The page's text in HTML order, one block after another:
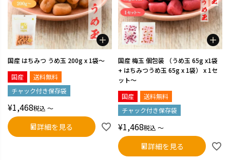
国産 はちみつ うめ玉 200g x 1袋～
国産
送料無料
チャック付き保存袋
¥1,468税込 〜
詳細を見る
国産 梅玉 個包装 （うめ玉 65g x1袋
+ はちみつうめ玉 65g x 1袋） x 1セ
ット～
国産
送料無料
チャック付き保存袋
¥1,468税込 〜
詳細を見る